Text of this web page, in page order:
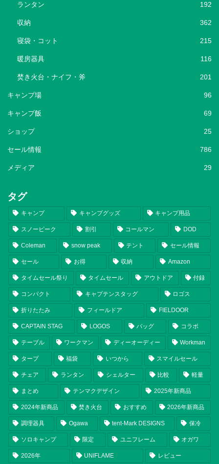
ランタン 192
収納 362
寝袋・コット 215
暖房器具 116
焚き火台・ナイフ・斧 201
キャンプ場 96
キャンプ飯 69
ショップ 25
セール情報 786
メディア 29
タグ
キャンプ キャンプグッズ キャンプ用品
スノーピーク 割引 コールマン DOD
Coleman snow peak テント セール情報
セール お得 収納 Amazon
タイムセール祭り タイムセール アウトドア 付録
コンパクト キャプテンスタッグ ロゴス
折りたたみ フィールドア FIELDOOR
CAPTAIN STAG LOGOS バッグ コラボ
テーブル ワークマン ディーオーディー Workman
タープ 福袋 いつから スマイルセール
チェア ランタン シェルター 比較 軽量
まとめ テンマクデザイン 2025年新商品
2024年新商品 焚き火台 おすすめ 2026年新商品
調理器具 Ogawa tent-Mark DESIGNS 保冷
ソロキャンプ 限定 ユニフレーム オガワ
2026年 UNIFLAME レビュー